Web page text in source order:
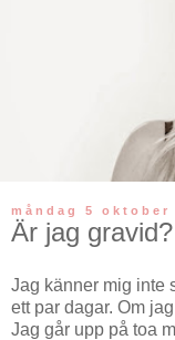
måndag 5 oktober
Är jag gravid?
Jag känner mig inte
ett par dagar. Om
Jag går upp på toa